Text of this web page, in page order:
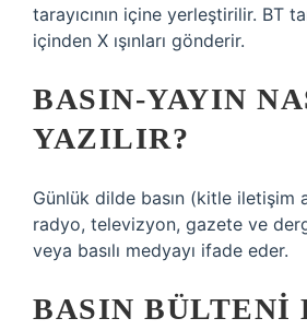
tarayıcının içine yerleştirilir. BT
içinden X ışınları gönderir.
BASIN-YAYIN
YAZILIR?
Günlük dilde basın (kitle iletişim
radyo, televizyon, gazete ve
veya basılı medyayı ifade eder.
BASIN BÜLTENI